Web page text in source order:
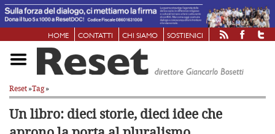
HOME CONTATTI CHI SIAMO SOSTIENICI
Reset»Tag»
Un libro: dieci storie, dieci idee che